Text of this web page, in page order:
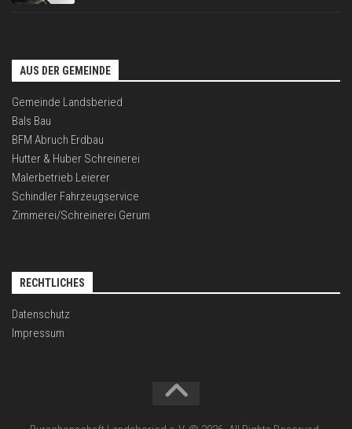
AUS DER GEMEINDE
Gemeinde Landsberied
Bals Bau
BFM Abruch Erdbau
Hutter & Huber Schreinerei
Malerbetrieb Leierer
Schindler Fahrzeugservice
Zimmerei/Schreinerei Gerum
RECHTLICHES
Datenschutz
Impressum